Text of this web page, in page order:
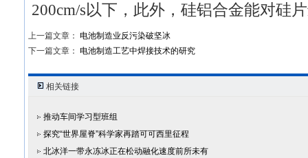
200cm/s以下，此外，硅铝合金能对硅
上一篇文章： 电池制造业反污染破坚冰
下一篇文章： 电池制造工艺中焊接技术的研究
相关链接
推动车间学习型班组
探究“世界屋脊”科学家再踏可可西里征程
北冰洋一带永冻冰正在松动融化速度前所未有